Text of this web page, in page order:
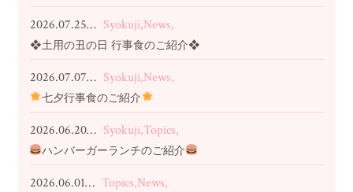
2026.07.25… Syokuji,News,
❖土用の丑の日 行事食のご紹介❖
2026.07.07… Syokuji,News,
七夕行事食のご紹介
2026.06.20… Syokuji,Topics,
ハンバーガーランチのご紹介
2026.06.01… Topics,News,